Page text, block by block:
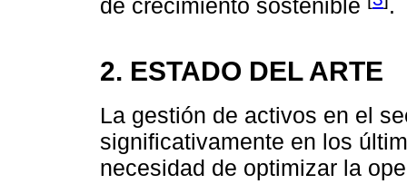
de crecimiento sostenible .
2. ESTADO DEL ARTE
La gestión de activos en el
significativamente en los
necesidad de optimizar la